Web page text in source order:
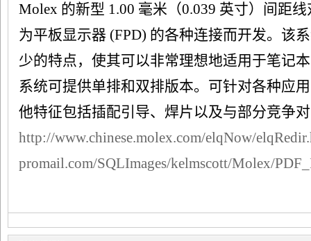
量Molex 的新型 1.00 毫米（0.039 英寸）间距
为平板显示器 (FPD) 的各种连接而开发。该
少的特点，使其可以非常理想地适用于笔记
系统可提供单排和双排版本。可针对各种应
他特征包括插配引导、焊片以及与部分竞争
http://www.chinese.molex.com/elqNow/
promail.com/SQLImages/kelmscott/Molex/